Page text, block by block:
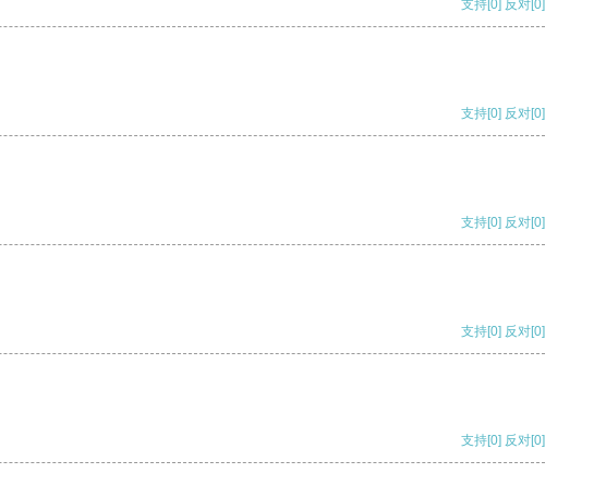
支持[0] 反对[0]
支持[0] 反对[0]
支持[0] 反对[0]
支持[0] 反对[0]
支持[0] 反对[0]